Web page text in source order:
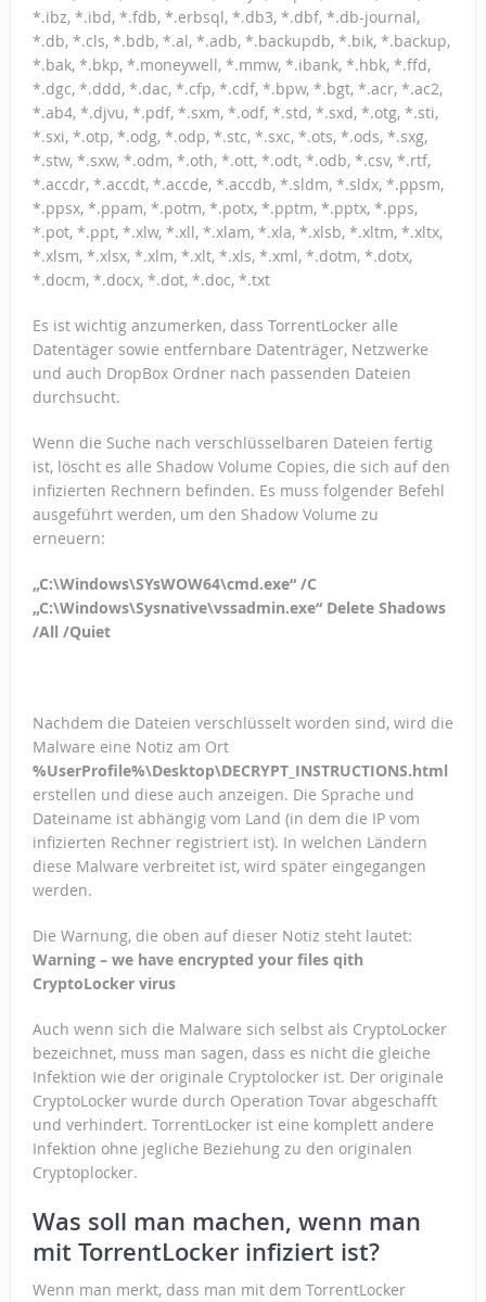
*.ibz, *.ibd, *.fdb, *.erbsql, *.db3, *.dbf, *.db-journal,
*.db, *.cls, *.bdb, *.al, *.adb, *.backupdb, *.bik, *.backup,
*.bak, *.bkp, *.moneywell, *.mmw, *.ibank, *.hbk, *.ffd,
*.dgc, *.ddd, *.dac, *.cfp, *.cdf, *.bpw, *.bgt, *.acr, *.ac2,
*.ab4, *.djvu, *.pdf, *.sxm, *.odf, *.std, *.sxd, *.otg, *.sti,
*.sxi, *.otp, *.odg, *.odp, *.stc, *.sxc, *.ots, *.ods, *.sxg,
*.stw, *.sxw, *.odm, *.oth, *.ott, *.odt, *.odb, *.csv, *.rtf,
*.accdr, *.accdt, *.accde, *.accdb, *.sldm, *.sldx, *.ppsm,
*.ppsx, *.ppam, *.potm, *.potx, *.pptm, *.pptx, *.pps,
*.pot, *.ppt, *.xlw, *.xll, *.xlam, *.xla, *.xlsb, *.xltm, *.xltx,
*.xlsm, *.xlsx, *.xlm, *.xlt, *.xls, *.xml, *.dotm, *.dotx,
*.docm, *.docx, *.dot, *.doc, *.txt
Es ist wichtig anzumerken, dass TorrentLocker alle
Datentäger sowie entfernbare Datenträger, Netzwerke
und auch DropBox Ordner nach passenden Dateien
durchsucht.
Wenn die Suche nach verschlüsselbaren Dateien fertig
ist, löscht es alle Shadow Volume Copies, die sich auf den
infizierten Rechnern befinden. Es muss folgender Befehl
ausgeführt werden, um den Shadow Volume zu
erneuern:
„C:\Windows\SYsWOW64\cmd.exe“ /C
„C:\Windows\Sysnative\vssadmin.exe“ Delete Shadows
/All /Quiet
Nachdem die Dateien verschlüsselt worden sind, wird die
Malware eine Notiz am Ort
%UserProfile%\Desktop\DECRYPT_INSTRUCTIONS.html
erstellen und diese auch anzeigen. Die Sprache und
Dateiname ist abhängig vom Land (in dem die IP vom
infizierten Rechner registriert ist). In welchen Ländern
diese Malware verbreitet ist, wird später eingegangen
werden.
Die Warnung, die oben auf dieser Notiz steht lautet:
Warning – we have encrypted your files qith
CryptoLocker virus
Auch wenn sich die Malware sich selbst als CryptoLocker
bezeichnet, muss man sagen, dass es nicht die gleiche
Infektion wie der originale Cryptolocker ist. Der originale
CryptoLocker wurde durch Operation Tovar abgeschafft
und verhindert. TorrentLocker ist eine komplett andere
Infektion ohne jegliche Beziehung zu den originalen
Cryptoplocker.
Was soll man machen, wenn man
mit TorrentLocker infiziert ist?
Wenn man merkt, dass man mit dem TorrentLocker